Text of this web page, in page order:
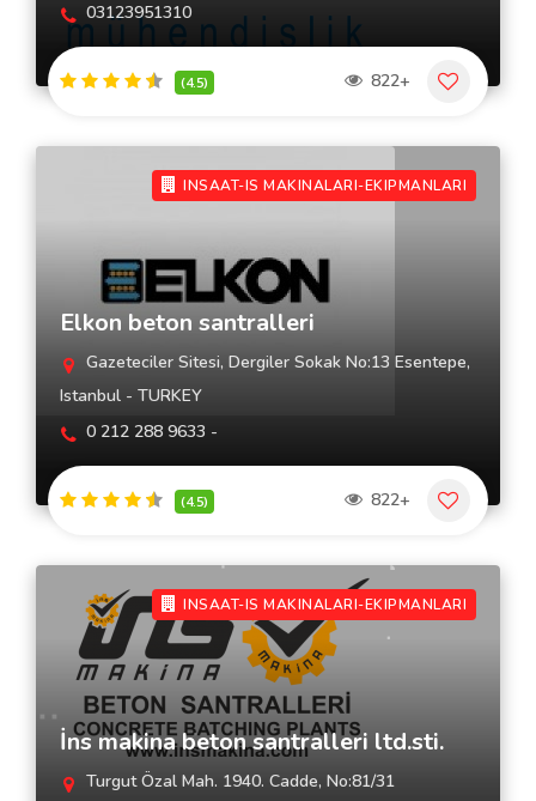
03123951310
(4.5) 822+
INSAAT-IS MAKINALARI-EKIPMANLARI
Elkon beton santralleri
Gazeteciler Sitesi, Dergiler Sokak No:13 Esentepe,
Istanbul - TURKEY
0 212 288 9633 -
(4.5) 822+
INSAAT-IS MAKINALARI-EKIPMANLARI
İns makina beton santralleri ltd.sti.
Turgut Özal Mah. 1940. Cadde, No:81/31